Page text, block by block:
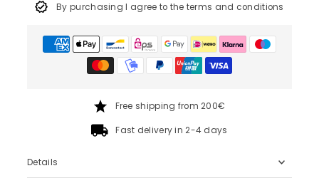
By purchasing I agree to the terms and conditions
Free shipping from 200€
Fast delivery in 2-4 days
Details